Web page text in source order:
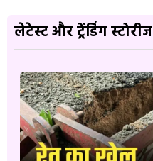
लेटेस्ट और ट्रेंडिंग स्टोरीज